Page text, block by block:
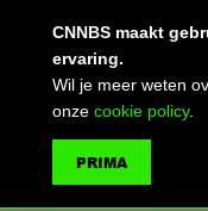
CNNBS maakt
ervaring.
Wil je meer weten
onze cookie policy.
PRIMA